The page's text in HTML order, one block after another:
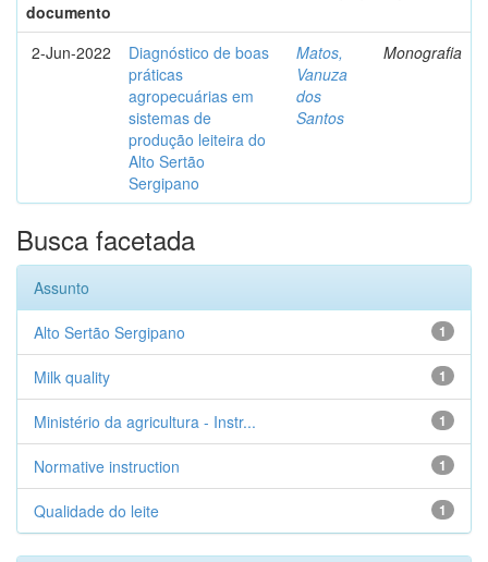
documento
2-Jun-2022
Diagnóstico de boas
práticas
agropecuárias em
sistemas de
produção leiteira do
Alto Sertão
Sergipano
Matos,
Vanuza
dos
Santos
Monografia
Busca facetada
Assunto
1
Alto Sertão Sergipano
1
Milk quality
1
Ministério da agricultura - Instr...
1
Normative instruction
1
Qualidade do leite